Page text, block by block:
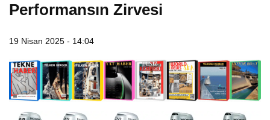
Performansın Zirvesi
19 Nisan 2025 - 14:04